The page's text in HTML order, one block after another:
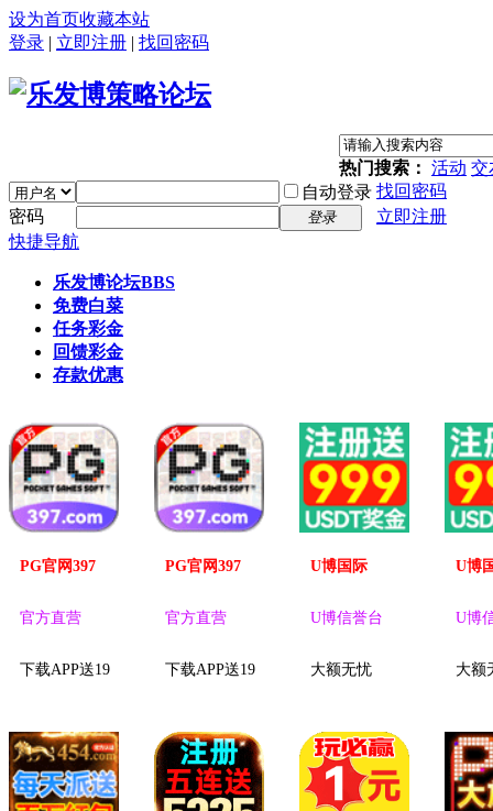
设为首页收藏本站
登录 | 立即注册 | 找回密码
热门搜索： 活动 交
自动登录 找回密码
密码
登录
立即注册
快捷导航
乐发博论坛BBS
免费白菜
任务彩金
回馈彩金
存款优惠
PG官网397
官方直营
下载APP送19
PG官网397
官方直营
下载APP送19
U博国际
U博信誉台
大额无忧
U博
U博
大额